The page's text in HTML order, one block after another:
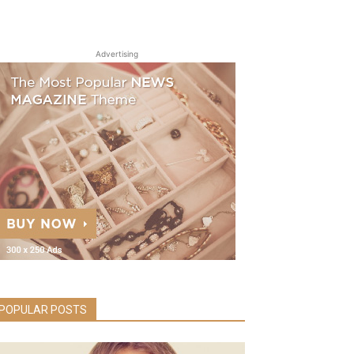
Advertising
POSTS